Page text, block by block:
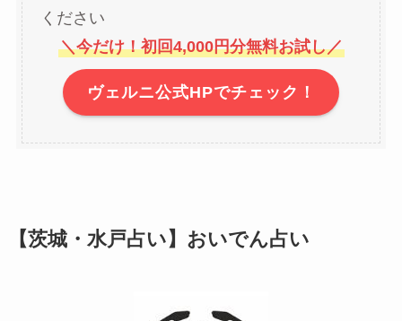
ください
＼今だけ！初回4,000円分無料お試し／
ヴェルニ公式HPでチェック！
【茨城・水戸占い】おいでん占い